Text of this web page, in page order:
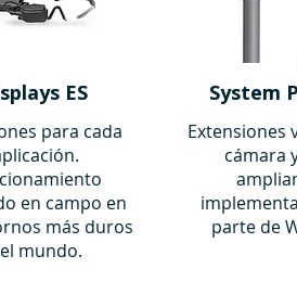
ES
para cada
en campo en
más duros
mundo.
System
Extensiones
cámara
parte de